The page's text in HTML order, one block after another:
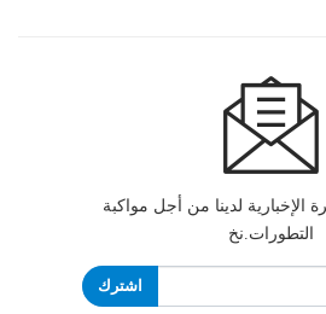
الإخبارية لدينا من أجل مواكبة
التطورات.نخ
اشترك